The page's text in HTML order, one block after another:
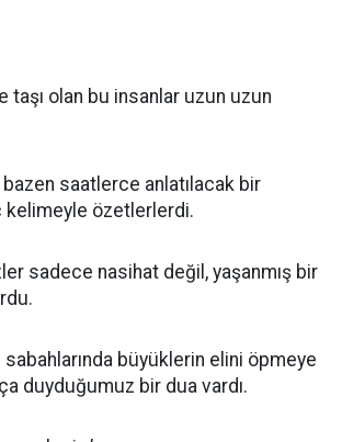
taşı olan bu insanlar uzun uzun
saatlerce anlatılacak bir
kelimeyle özetlerlerdi.
sadece nasihat değil, yaşanmış bir
büyüklerin elini öpmeye
duyduğumuz bir dua vardı.